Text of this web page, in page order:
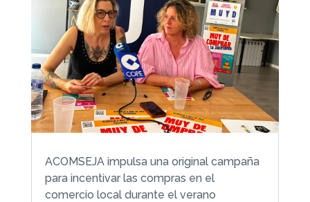
ACOMSEJA impulsa una original campaña
para incentivar las compras en el
comercio local durante el verano